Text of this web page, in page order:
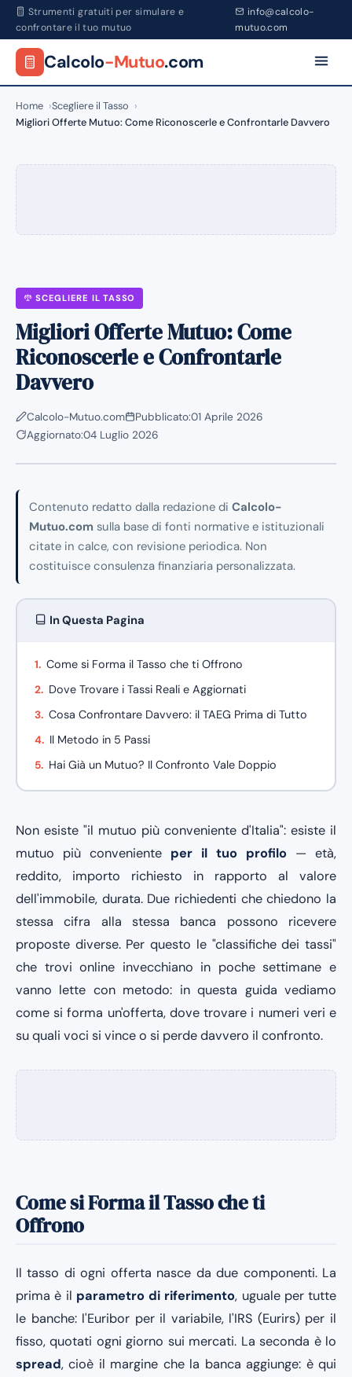
Strumenti gratuiti per simulare e
confrontare il tuo mutuo
info@calcolo-
mutuo.com
Calcolo-Mutuo.com
Home
Scegliere il Tasso
Migliori Offerte Mutuo: Come Riconoscerle e Confrontarle Davvero
SCEGLIERE IL TASSO
Migliori Offerte Mutuo: Come
Riconoscerle e Confrontarle
Davvero
Calcolo-Mutuo.com Pubblicato:01 Aprile 2026
Aggiornato:04 Luglio 2026
Contenuto redatto dalla redazione di Calcolo-
Mutuo.com sulla base di fonti normative e istituzionali
citate in calce, con revisione periodica. Non
costituisce consulenza finanziaria personalizzata.
In Questa Pagina
Come si Forma il Tasso che ti Offrono
Dove Trovare i Tassi Reali e Aggiornati
Cosa Confrontare Davvero: il TAEG Prima di Tutto
Il Metodo in 5 Passi
Hai Già un Mutuo? Il Confronto Vale Doppio
Non esiste "il mutuo più conveniente d'Italia": esiste il
mutuo più conveniente per il tuo profilo — età,
reddito, importo richiesto in rapporto al valore
dell'immobile, durata. Due richiedenti che chiedono la
stessa cifra alla stessa banca possono ricevere
proposte diverse. Per questo le "classifiche dei tassi"
che trovi online invecchiano in poche settimane e
vanno lette con metodo: in questa guida vediamo
come si forma un'offerta, dove trovare i numeri veri e
su quali voci si vince o si perde davvero il confronto.
Come si Forma il Tasso che ti
Offrono
Il tasso di ogni offerta nasce da due componenti. La
prima è il parametro di riferimento, uguale per tutte
le banche: l'Euribor per il variabile, l'IRS (Eurirs) per il
fisso, quotati ogni giorno sui mercati. La seconda è lo
spread, cioè il margine che la banca aggiunge: è qui